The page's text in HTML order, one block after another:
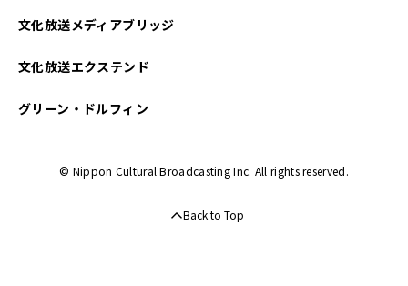
文化放送メディアブリッジ
文化放送エクステンド
グリーン・ドルフィン
© Nippon Cultural Broadcasting Inc. All rights reserved.
Back to Top